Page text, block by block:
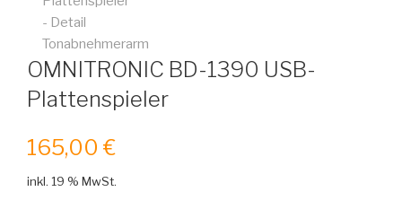
OMNITRONIC BD-1390 USB-
Plattenspieler
165,00 €
inkl. 19 % MwSt.